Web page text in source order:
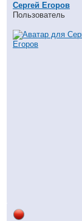
Сергей Егоров
Пользователь